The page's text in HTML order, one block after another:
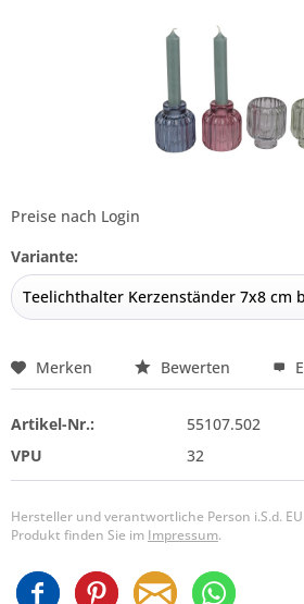
Preise nach Login
Variante:
Merken Bewerten
Artikel-Nr.:
55107.502
VPU
32
Hersteller und verantwortliche Person i.S.d.
Produkt finden Sie im Impressum.